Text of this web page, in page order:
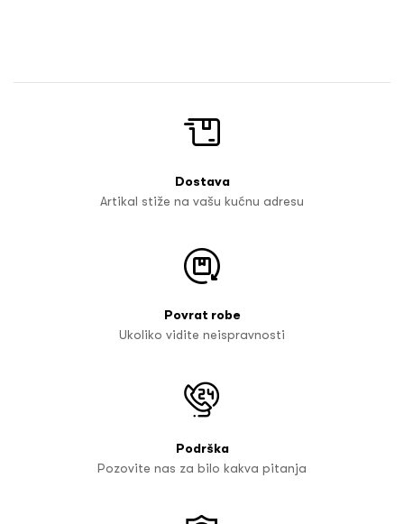
Dostava
Artikal stiže na vašu kućnu adresu
Povrat robe
Ukoliko vidite neispravnosti
Podrška
Pozovite nas za bilo kakva pitanja